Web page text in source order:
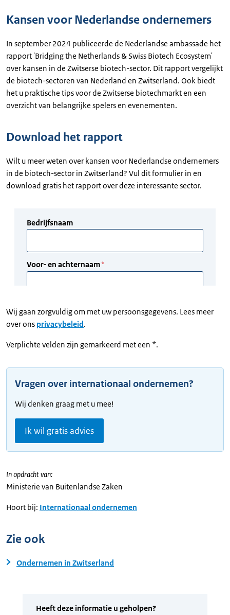
Kansen voor Nederlandse ondernemers
In september 2024 publiceerde de Nederlandse ambassade het
rapport 'Bridging the Netherlands & Swiss Biotech Ecosystem'
over kansen in de Zwitserse biotech-sector. Dit rapport vergelijkt
de biotech-sectoren van Nederland en Zwitserland. Ook biedt
het u praktische tips voor de Zwitserse biotechmarkt en een
overzicht van belangrijke spelers en evenementen.
Download het rapport
Wilt u meer weten over kansen voor Nederlandse ondernemers
in de biotech-sector in Zwitserland? Vul dit formulier in en
download gratis het rapport over deze interessante sector.
Wij gaan zorgvuldig om met uw persoonsgegevens. Lees meer
over ons privacybeleid.
Verplichte velden zijn gemarkeerd met een *.
Vragen over internationaal ondernemen?
Wij denken graag met u mee!
Ik wil gratis advies
In opdracht van:
Ministerie van Buitenlandse Zaken
Hoort bij: Internationaal ondernemen
Zie ook
Ondernemen in Zwitserland